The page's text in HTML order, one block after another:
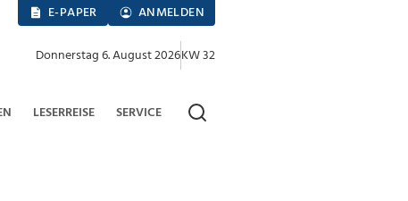
E-PAPER ANMELDEN
Donnerstag 6. August 2026KW 32
LESERREISE SERVICE